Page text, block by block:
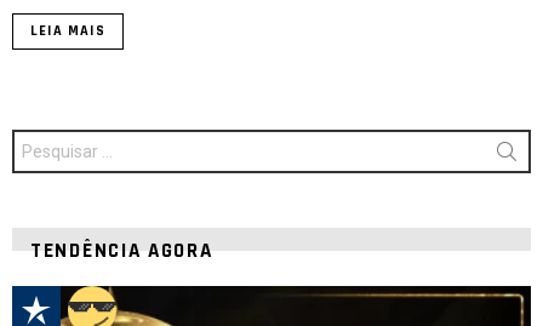
LEIA MAIS
Procurar
por:
TENDÊNCIA AGORA